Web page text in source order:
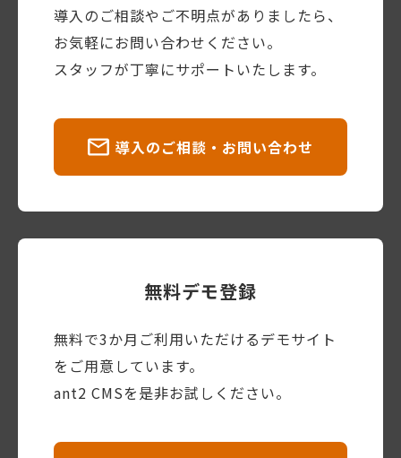
導入のご相談やご不明点がありましたら、
お気軽にお問い合わせください。
スタッフが丁寧にサポートいたします。
導入のご相談・お問い合わせ
無料デモ登録
無料で3か月ご利用いただけるデモサイト
をご用意しています。
ant2 CMSを是非お試しください。